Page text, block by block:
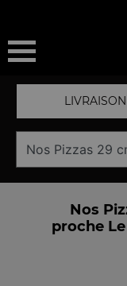
LIVRAISON
Nos
proche